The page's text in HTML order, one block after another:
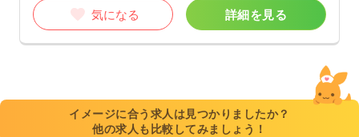
気になる 詳細を見る
イメージに合う求人は見つかりましたか？
他の求人も比較してみましょう！